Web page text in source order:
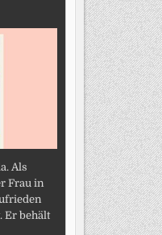
Als
Frau in
Er behält